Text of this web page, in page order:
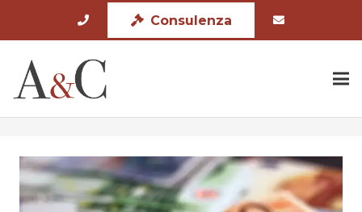
Consulenza